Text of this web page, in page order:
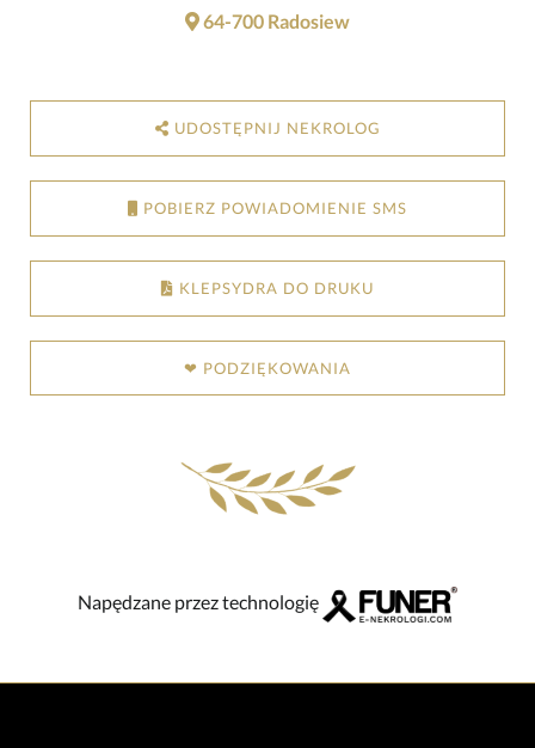
64-700 Radosiew
UDOSTĘPNIJ NEKROLOG
POBIERZ POWIADOMIENIE SMS
KLEPSYDRA DO DRUKU
❤ PODZIĘKOWANIA
Napędzane przez technologię